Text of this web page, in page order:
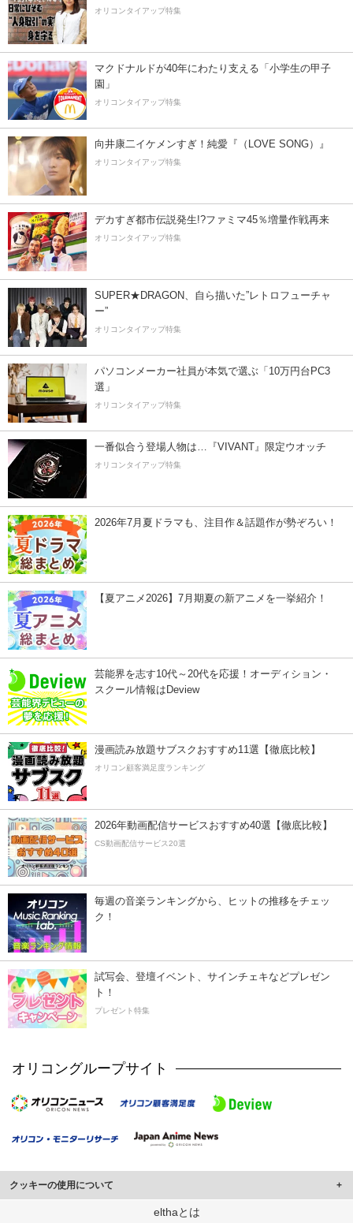
オリコンタイアップ特集
マクドナルドが40年にわたり支える「小学生の甲子
園」
オリコンタイアップ特集
向井康二イケメンすぎ！純愛『（LOVE SONG）』
オリコンタイアップ特集
デカすぎ都市伝説発生!?ファミマ45％増量作戦再来
オリコンタイアップ特集
SUPER★DRAGON、自ら描いた”レトロフューチャ
ー”
オリコンタイアップ特集
パソコンメーカー社員が本気で選ぶ「10万円台PC3
選」
オリコンタイアップ特集
一番似合う登場人物は…『VIVANT』限定ウオッチ
オリコンタイアップ特集
2026年7月夏ドラマも、注目作＆話題作が勢ぞろい！
【夏アニメ2026】7月期夏の新アニメを一挙紹介！
芸能界を志す10代～20代を応援！オーディション・
スクール情報はDeview
漫画読み放題サブスクおすすめ11選【徹底比較】
オリコン顧客満足度ランキング
2026年動画配信サービスおすすめ40選【徹底比較】
CS動画配信サービス20選
毎週の音楽ランキングから、ヒットの推移をチェッ
ク！
試写会、登壇イベント、サインチェキなどプレゼン
ト！
プレゼント特集
オリコングループサイト
クッキーの使用について
このサイトでは Cookie を使用して、ユーザーに合わせたコンテンツや広告の
elthaとは